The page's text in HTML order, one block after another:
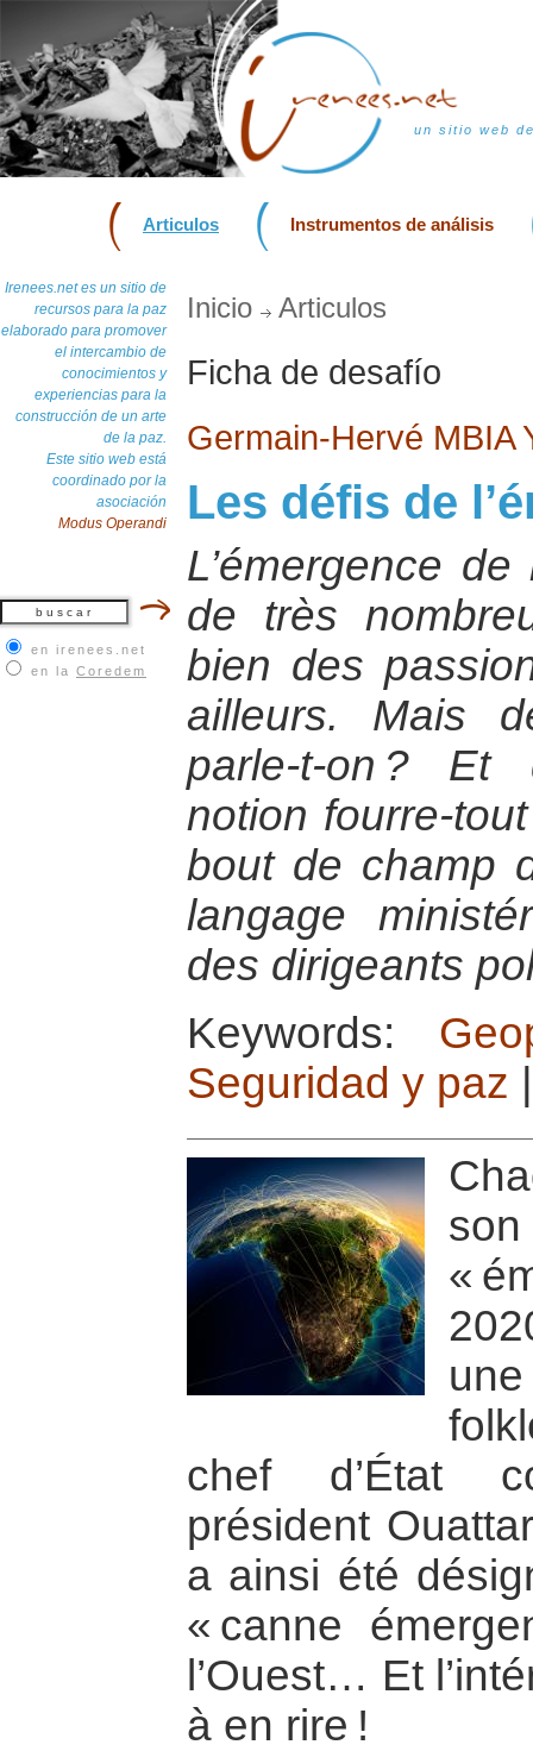
un sitio web
Articulos Instrumentos de análisis
Irenees.net es un sitio de
recursos para la paz
elaborado para promover
el intercambio de
conocimientos y
experiencias para la
construcción de un arte
de la paz.
Este sitio web está
coordinado por la
asociación
Modus Operandi
en irenees.net
en la Coredem
Inicio Articulos
Ficha de desafío
Germain-Hervé MBIA
Les défis de
L’émergence
de très
bien des
ailleurs. Mais
parle-t-on ? Et
notion fourre-
bout de champ
langage
des dirigeants
Keywords:
Seguridad y paz
«
chef d’État
président
a ainsi été
« canne
l’Ouest… Et
à en rire !